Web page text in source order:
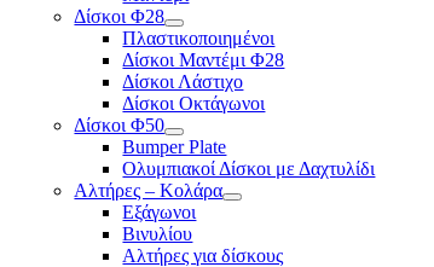
Δίσκοι Φ28
Πλαστικοποιημένοι
Δίσκοι Μαντέμι Φ28
Δίσκοι Λάστιχο
Δίσκοι Οκτάγωνοι
Δίσκοι Φ50
Bumper Plate
Ολυμπιακοί Δίσκοι με Δαχτυλίδι
Αλτήρες – Κολάρα
Εξάγωνοι
Βινυλίου
Αλτήρες για δίσκους